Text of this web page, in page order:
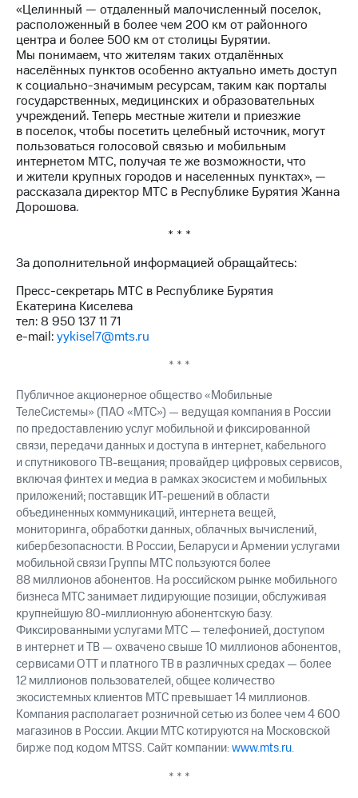
информации
Информация
акционерам
Документы
ПАО
"МТС"
Собрания
акционеров
Личный
кабинет
акционера
Акционерный
капитал
Контроль
акций
Описание
Программа
приобретения
Порядок
Дивиденды
Рынок
облигаций
Описание
Еврооблигации-2023
Уведомление
о
погашении
именных
облигаций
Другое
Регистратор
Реквизиты
Контакты
развитие
деловая этика
На главную
«Целинный — отдаленный малочисленный поселок,
расположенный в более чем 200 км от районного
центра и более 500 км от столицы Бурятии.
Мы понимаем, что жителям таких отдалённых
населённых пунктов особенно актуально иметь доступ
к социально-значимым ресурсам, таким как порталы
государственных, медицинских и образовательных
учреждений. Теперь местные жители и приезжие
в поселок, чтобы посетить целебный источник, могут
пользоваться голосовой связью и мобильным
интернетом МТС, получая те же возможности, что
и жители крупных городов и населенных пунктах», —
рассказала директор МТС в Республике Бурятия Жанна
Дорошова.
* * *
За дополнительной информацией обращайтесь:
Пресс-секретарь МТС в Республике Бурятия
Екатерина Киселева
тел: 8 950 137 11 71
e-mail:yykisel7@mts.ru
* * *
Публичное акционерное общество «Мобильные
ТелеСистемы» (ПАО «МТС») — ведущая компания в России
по предоставлению услуг мобильной и фиксированной
связи, передачи данных и доступа в интернет, кабельного
и спутникового ТВ-вещания; провайдер цифровых сервисов,
включая финтех и медиа в рамках экосистем и мобильных
приложений; поставщик ИТ-решений в области
объединенных коммуникаций, интернета вещей,
мониторинга, обработки данных, облачных вычислений,
кибербезопасности. В России, Беларуси и Армении услугами
мобильной связи Группы МТС пользуются более
88 миллионов абонентов. На российском рынке мобильного
бизнеса МТС занимает лидирующие позиции, обслуживая
крупнейшую 80-миллионную абонентскую базу.
Фиксированными услугами МТС — телефонией, доступом
в интернет и ТВ — охвачено свыше 10 миллионов абонентов,
сервисами OTT и платного ТВ в различных средах — более
12 миллионов пользователей, общее количество
экосистемных клиентов МТС превышает 14 миллионов.
Компания располагает розничной сетью из более чем 4 600
магазинов в России. Акции МТС котируются на Московской
бирже под кодом MTSS. Сайт компании:www.mts.ru.
* * *